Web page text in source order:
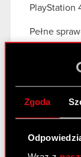
Zgoda
PlayStation
Pełne
wyników